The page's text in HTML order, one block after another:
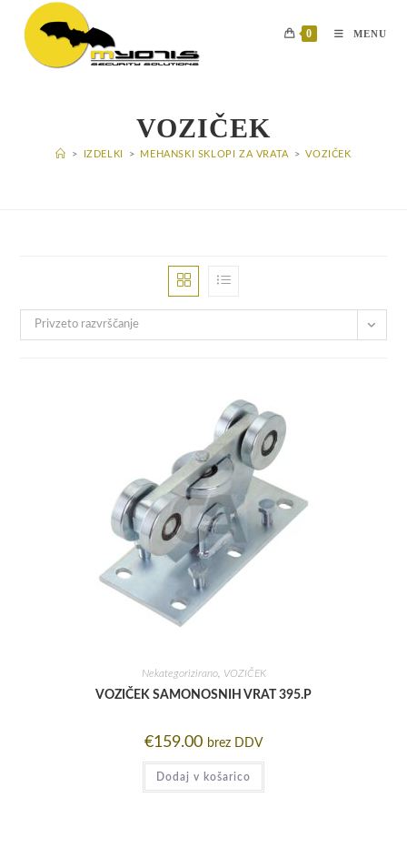
content
0 MENU
VOZIČEK
> IZDELKI > MEHANSKI SKLOPI ZA VRATA > VOZIČEK
Privzeto razvrščanje
Nekategorizirano, VOZIČEK
VOZIČEK SAMONOSNIH VRAT 395.P
€159.00 brez DDV
Dodaj v košarico